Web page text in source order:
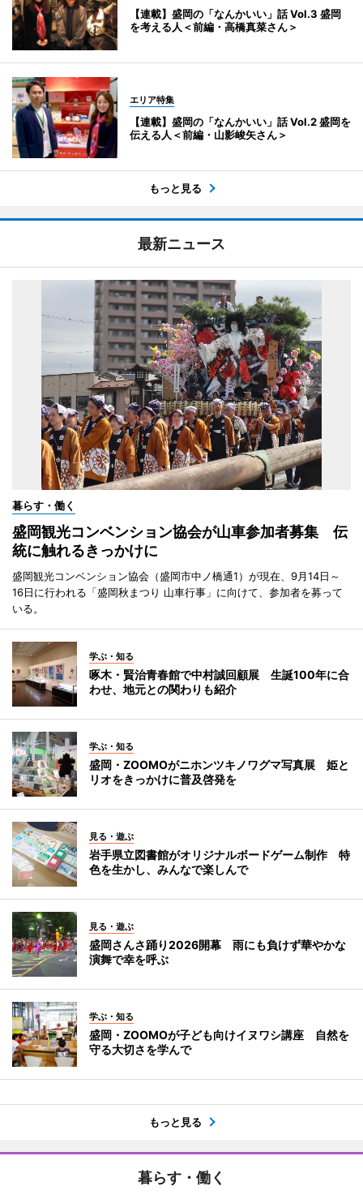
【連載】盛岡の「なんかいい」話 Vol.3 盛岡
を考える人＜前編・高橋真菜さん＞
エリア特集
【連載】盛岡の「なんかいい」話 Vol.2 盛岡を
伝える人＜前編・山影峻矢さん＞
もっと見る
最新ニュース
暮らす・働く
盛岡観光コンベンション協会が山車参加者募集 伝
統に触れるきっかけに
盛岡観光コンベンション協会（盛岡市中ノ橋通1）が現在、9月14日～
16日に行われる「盛岡秋まつり 山車行事」に向けて、参加者を募って
いる。
学ぶ・知る
啄木・賢治青春館で中村誠回顧展 生誕100年に合
わせ、地元との関わりも紹介
学ぶ・知る
盛岡・ZOOMOがニホンツキノワグマ写真展 姫と
リオをきっかけに普及啓発を
見る・遊ぶ
岩手県立図書館がオリジナルボードゲーム制作 特
色を生かし、みんなで楽しんで
見る・遊ぶ
盛岡さんさ踊り2026開幕 雨にも負けず華やかな
演舞で幸を呼ぶ
学ぶ・知る
盛岡・ZOOMOが子ども向けイヌワシ講座 自然を
守る大切さを学んで
もっと見る
暮らす・働く